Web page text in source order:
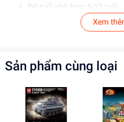
Độ tuổi phù hợp: 6-12 tuổi
Hướng Dẫn Sử Dụng
Giám sát trẻ khi chơi để
Lợi Ích Phát Triển
Kích thích sự sáng tạo, tư
Phát triển trí thông minh,
Xem
Sản phẩm cùng loại